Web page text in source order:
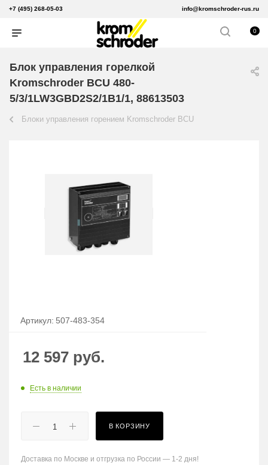
+7 (495) 268-05-03 info@kromschroder-rus.ru
0
Блок управления горелкой
Kromschroder BCU 480-
5/3/1LW3GBD2S2/1B1/1, 88613503
Блоки управления горением Kromschroder BCU
Артикул: 507-483-354
12 597 руб.
Есть в наличии
В КОРЗИНУ
Доставка по Москве и отгрузка по России — 1-2 дня!